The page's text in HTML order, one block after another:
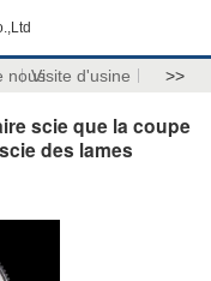
nousVisite d'usine >>
scie que la coupe
des lames